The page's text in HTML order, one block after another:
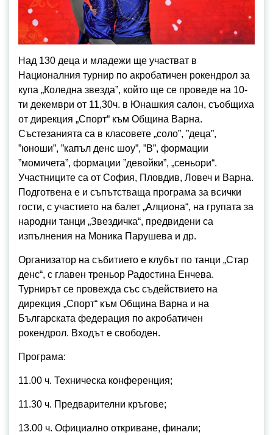
Над 130 деца и младежи ще участват в
Националния турнир по акробатичен рокендрол за
купа „Коледна звезда”, който ще се проведе на 10-
ти декември от 11,30ч. в Юнашкия салон, съобщиха
от дирекция „Спорт“ към Община Варна.
Състезанията са в класовете „соло”, ”деца”,
”юноши”, ”капъл денс шоу”, ”В”, формации
”момичета”, формации ”девойки”, „сеньори“.
Участниците са от София, Пловдив, Ловеч и Варна.
Подготвена е и съпътстваща програма за всички
гости, с участието на балет „Алциона“, на групата за
народни танци „Звездичка“, предвидени са
изпълнения на Моника Парушева и др.
Организатор на събитието е клубът по танци „Стар
денс“, с главен треньор Радостина Енчева.
Турнирът се провежда със съдействието на
дирекция „Спорт“ към Община Варна и на
Българската федерация по акробатичен
рокендрол. Входът е свободен.
Програма:
11.00 ч. Техническа конференция;
11.30 ч. Предварителни кръгове;
13.00 ч. Официално откриване, финали;